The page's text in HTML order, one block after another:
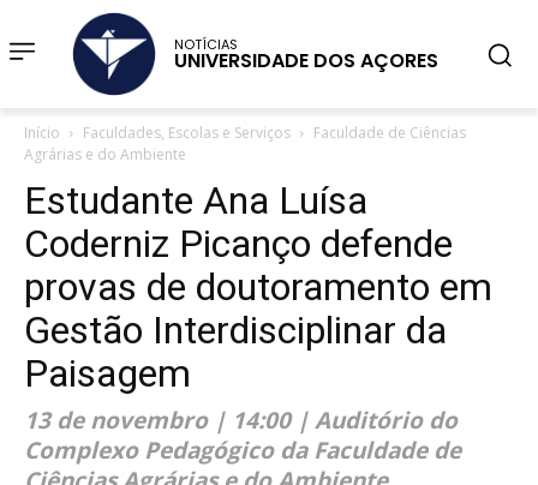
NOTÍCIAS
UNIVERSIDADE DOS AÇORES
Início Faculdades, Escolas e Serviços
Faculdade de Ciências
Agrárias e do Ambiente
Estudante Ana Luísa
Coderniz Picanço defende
provas de doutoramento em
Gestão Interdisciplinar da
Paisagem
13 de novembro | 14:00 | Auditório do
Complexo Pedagógico da Faculdade de